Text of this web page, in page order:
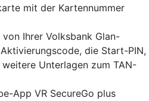
mit der Kartennummer
Ihrer Volksbank Glan-
die Start-PIN,
weitere Unterlagen zum TAN-
App VR SecureGo plus